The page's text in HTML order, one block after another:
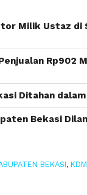
Milik Ustaz
Rp902
Ditahan
Bekasi
BEKASI, KDM